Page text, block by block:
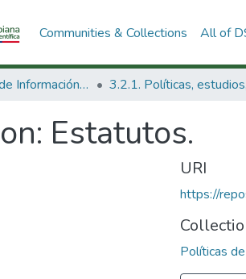
Communities & Collections All of
3. Recursos de Información Científica y Tecnológica
Estatutos.
URI
https://
Políticas